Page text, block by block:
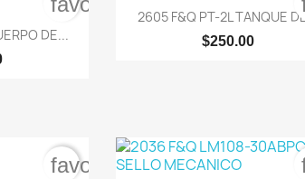
DE...
 Vista rápida
2605 F&Q PT-2L TANQUE
$250.00
favorite_border